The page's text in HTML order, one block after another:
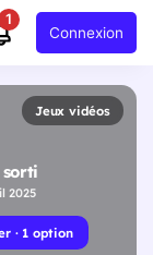
1
Connexion
Jeux vidéos
2025
· 1 option